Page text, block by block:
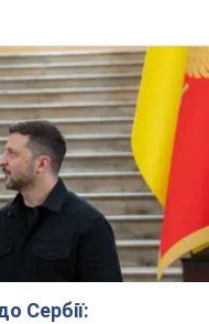
Сербії: